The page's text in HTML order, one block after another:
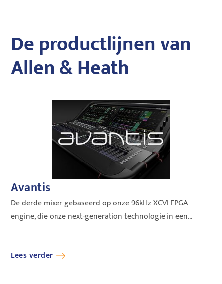
De productlijnen van
Allen & Heath
Avantis
De derde mixer gebaseerd op onze 96kHz XCVI FPGA
engine, die onze next-generation technologie in een...
Lees verder